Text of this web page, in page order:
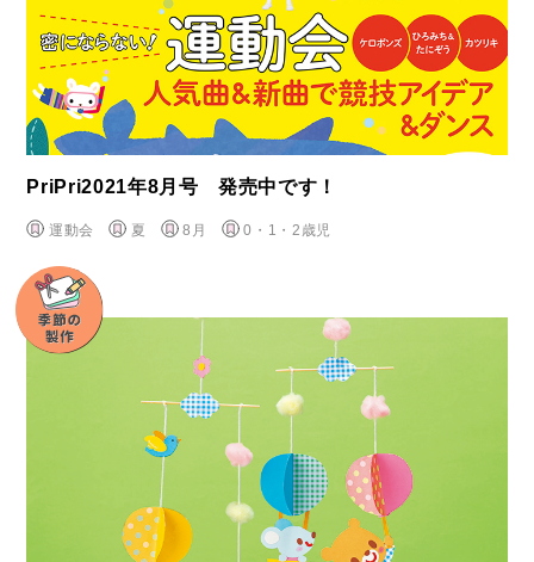
PriPri2021年8月号 発売中です！
運動会 夏 8月 0・1・2歳児